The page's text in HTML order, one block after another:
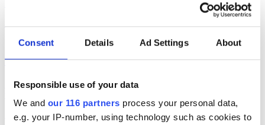
Consent Details Ad Settings About
Responsible use of your data
We and our 116 partners process your personal data,
e.g. your IP-number, using technology such as cookies to
Pr-byrån Prat vinner en pitch om ett chipsvarumärke.
OTW får glassigt uppdrag
UPPDRAG- Kommunikationsbyrån OTW landar ett klassiskt
Kundrörelser